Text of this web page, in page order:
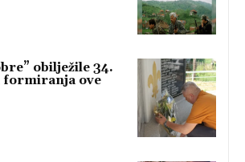
obilježile 34.
formiranja ove